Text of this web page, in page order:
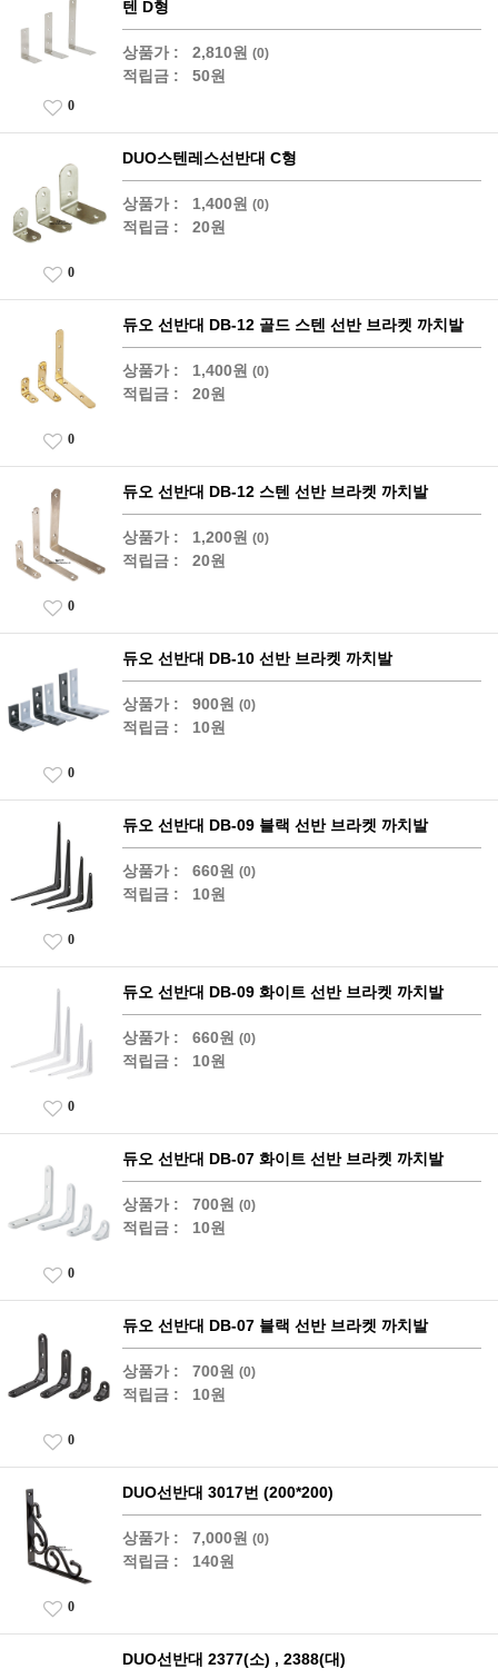
텐 D형
상품가 : 2,810원 (0)
적립금 : 50원
0
DUO스텐레스선반대 C형
상품가 : 1,400원 (0)
적립금 : 20원
0
듀오 선반대 DB-12 골드 스텐 선반 브라켓 까치발
상품가 : 1,400원 (0)
적립금 : 20원
0
듀오 선반대 DB-12 스텐 선반 브라켓 까치발
상품가 : 1,200원 (0)
적립금 : 20원
0
듀오 선반대 DB-10 선반 브라켓 까치발
상품가 : 900원 (0)
적립금 : 10원
0
듀오 선반대 DB-09 블랙 선반 브라켓 까치발
상품가 : 660원 (0)
적립금 : 10원
0
듀오 선반대 DB-09 화이트 선반 브라켓 까치발
상품가 : 660원 (0)
적립금 : 10원
0
듀오 선반대 DB-07 화이트 선반 브라켓 까치발
상품가 : 700원 (0)
적립금 : 10원
0
듀오 선반대 DB-07 블랙 선반 브라켓 까치발
상품가 : 700원 (0)
적립금 : 10원
0
DUO선반대 3017번 (200*200)
상품가 : 7,000원 (0)
적립금 : 140원
0
DUO선반대 2377(소) , 2388(대)